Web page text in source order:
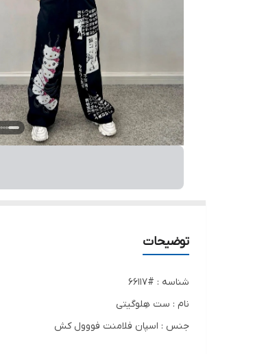
توضیحات
شناسه : #66117
نام : ست هِلوگیتی
جنس : اسپان فلامنت فووول کش